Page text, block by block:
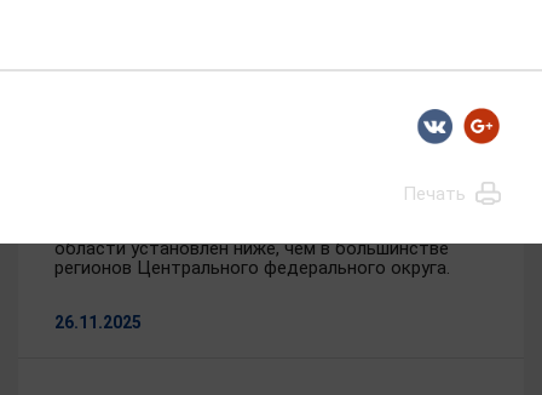
Правительство России утвердило индексы
области установлен ниже, чем в большинстве
регионов Центрального федерального округа.
26.11.2025
Печать